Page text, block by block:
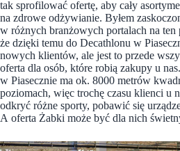
tak sprofilować ofertę, aby cały
na zdrowe odżywianie. Byłem
w różnych branżowych portalach na ten
że dzięki temu do Decathlonu w
nowych klientów, ale jest to przede
oferta dla osób, które robią zakupy u
w Piasecznie ma ok. 8000 metrów
poziomach, więc trochę czasu klienci u
odkryć różne sporty, pobawić się
A oferta Żabki może być dla nich